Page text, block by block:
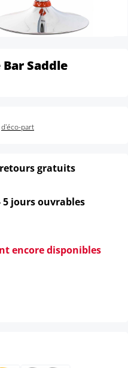
Saddle
d'éco-part
gratuits
5 jours ouvrables
encore disponibles
produit